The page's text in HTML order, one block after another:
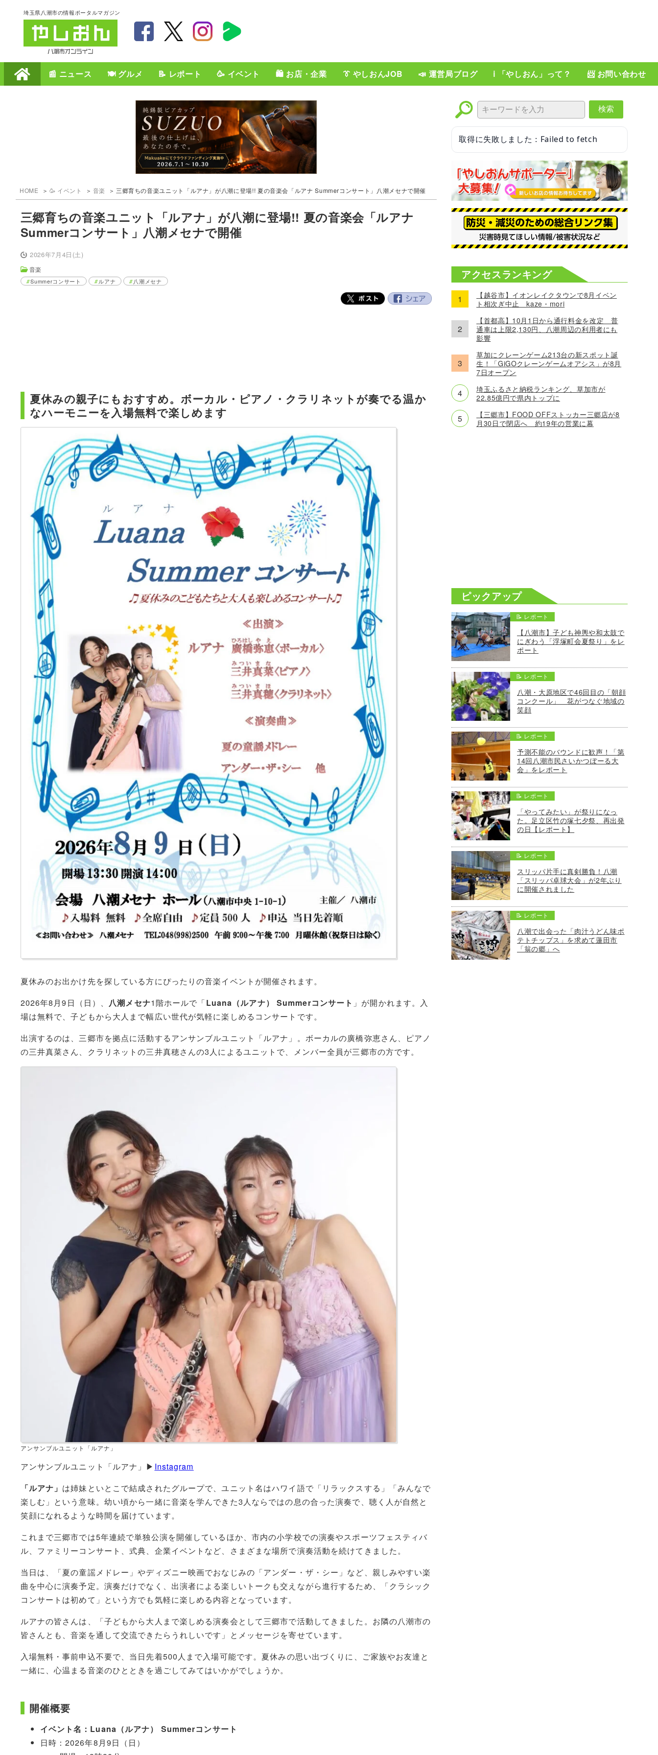
埼玉県八潮市の情報ポータルマガジン
📰 ニュース 🍽️ グルメ 📝 レポート 🥳 イベント 🛍️ お店・企業 👔 やしおんJOB 📣 運営局ブログ ℹ️ 「やしおん」って？ 📨 お問い合わせ
HOME 🥳 イベント 音楽 三郷育ちの音楽ユニット「ルアナ」が八潮に登場!! 夏の音楽会「ルアナ Summerコンサート」八潮メセナで開催
三郷育ちの音楽ユニット「ルアナ」が八潮に登場!! 夏の音楽会「ルアナ
Summerコンサート」八潮メセナで開催
2026年7月4日(土)
音楽
Summerコンサート ルアナ 八潮メセナ
夏休みの親子にもおすすめ。ボーカル・ピアノ・クラリネットが奏でる温か
なハーモニーを入場無料で楽しめます
夏休みのお出かけ先を探している方にぴったりの音楽イベントが開催されます。
2026年8月9日（日）、 八潮メセナ1階ホールで「Luana（ルアナ） Summerコンサート 」が開かれます。入
場は無料で、子どもから大人まで幅広い世代が気軽に楽しめるコンサートです。
出演するのは、三郷市を拠点に活動するアンサンブルユニット「ルアナ」。ボーカルの廣橋弥恵さん、ピアノ
の三井真菜さん、クラリネットの三井真穂さんの3人によるユニットで、メンバー全員が三郷市の方です。
アンサンブルユニット「ルアナ」
アンサンブルユニット「ルアナ」▶ Instagram
「ルアナ」 は姉妹といとこで結成されたグループで、ユニット名はハワイ語で「リラックスする」「みんなで
楽しむ」という意味。幼い頃から一緒に音楽を学んできた3人ならではの息の合った演奏で、聴く人が自然と
笑顔になれるような時間を届けています。
これまで三郷市では5年連続で単独公演を開催しているほか、市内の小学校での演奏やスポーツフェスティバ
ル、ファミリーコンサート、式典、企業イベントなど、さまざまな場所で演奏活動を続けてきました。
当日は、「夏の童謡メドレー」やディズニー映画でおなじみの「アンダー・ザ・シー」など、親しみやすい楽
曲を中心に演奏予定。演奏だけでなく、出演者による楽しいトークも交えながら進行するため、「クラシック
コンサートは初めて」という方でも気軽に楽しめる内容となっています。
ルアナの皆さんは、「子どもから大人まで楽しめる演奏会として三郷市で活動してきました。お隣の八潮市の
皆さんとも、音楽を通して交流できたらうれしいです」とメッセージを寄せています。
入場無料・事前申込不要で、当日先着500人まで入場可能です。夏休みの思い出づくりに、ご家族やお友達と
一緒に、心温まる音楽のひとときを過ごしてみてはいかがでしょうか。
開催概要
イベント名：Luana（ルアナ） Summerコンサート
日時：2026年8月9日（日）
検索
取得に失敗しました：Failed to fetch
アクセスランキング
【越谷市】イオンレイクタウンで8月イベン
ト相次ぎ中止 kaze・mori
【首都高】10月1日から通行料金を改定 普
通車は上限2,130円、八潮周辺の利用者にも
影響
草加にクレーンゲーム213台の新スポット誕
生！「GiGOクレーンゲームオアシス」が8月
7日オープン
埼玉ふるさと納税ランキング、草加市が
22.85億円で県内トップに
【三郷市】FOOD OFFストッカー三郷店が8
月30日で閉店へ 約19年の営業に幕
ピックアップ
📝 レポート
【八潮市】子ども神輿や和太鼓で
にぎわう「浮塚町会夏祭り」をレ
ポート
📝 レポート
八潮・大原地区で46回目の「朝顔
コンクール」 花がつなぐ地域の
笑顔
📝 レポート
予測不能のバウンドに歓声！「第
14回八潮市民さいかつぼーる大
会」をレポート
📝 レポート
「やってみたい」が祭りになっ
た。足立区竹の塚七夕祭、再出発
の日【レポート】
📝 レポート
スリッパ片手に真剣勝負！八潮
「スリッパ卓球大会」が2年ぶり
に開催されました
📝 レポート
八潮で出会った「肉汁うどん味ポ
テトチップス」を求めて蓮田市
「翁の郷」へ